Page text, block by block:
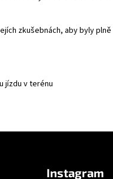
zkušebnách, aby byly
jízdu v terénu
Instagram